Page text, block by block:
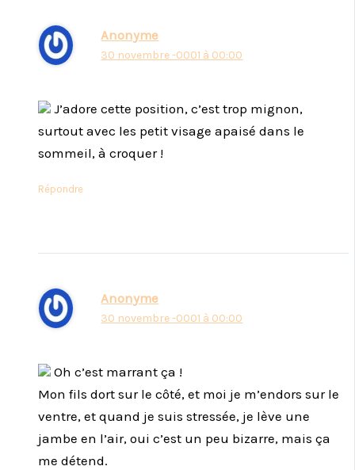
Anonyme
30 novembre -0001 à 00:00
J’adore cette position, c’est trop mignon,
surtout avec les petit visage apaisé dans le
sommeil, à croquer !
Répondre
Anonyme
30 novembre -0001 à 00:00
Oh c’est marrant ça !
Mon fils dort sur le côté, et moi je m’endors sur le
ventre, et quand je suis stressée, je lève une
jambe en l’air, oui c’est un peu bizarre, mais ça
me détend.